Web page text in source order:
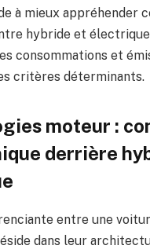
à mieux appréhender
hybride et
consommations et
critères déterminants.
moteur :
derrière
entre une
dans leur